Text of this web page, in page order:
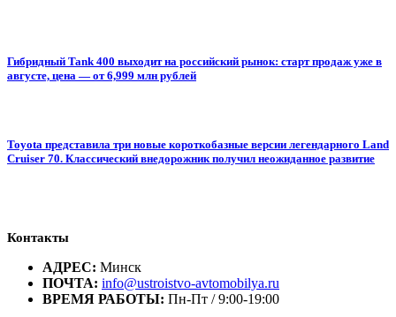
Гибридный Tank 400 выходит на российский рынок: старт продаж уже в
августе, цена — от 6,999 млн рублей
Toyota представила три новые короткобазные версии легендарного Land
Cruiser 70. Классический внедорожник получил неожиданное развитие
Контакты
АДРЕС: Минск
ПОЧТА: info@ustroistvo-avtomobilya.ru
ВРЕМЯ РАБОТЫ: Пн-Пт / 9:00-19:00